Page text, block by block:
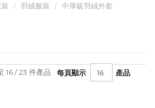
羽絨服裝 中厚級羽絨外套
每頁顯示 產品
16 / 23 件產品